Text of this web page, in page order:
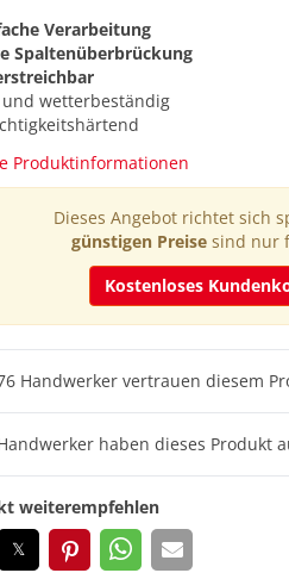
Verarbeitung
Spaltenüberbrückung
und wetterbeständig
Produktinformationen
Dieses Angebot richtet sich
günstigen Preise sind nur
Kostenloses
Handwerker vertrauen diesem
haben dieses Produkt
weiterempfehlen